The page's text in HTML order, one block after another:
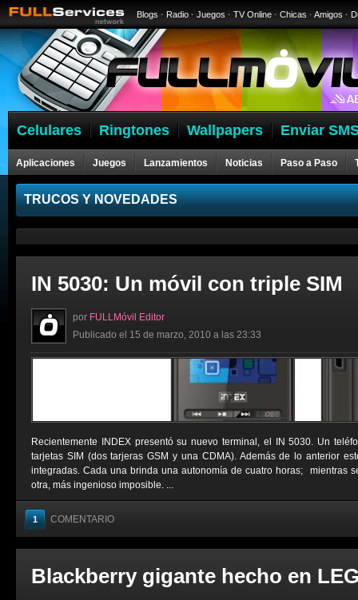
Blogs · Radio · Juegos · TV Online · Chicas · Amigos ·
Celulares Ringtones Wallpapers Enviar
Aplicaciones Juegos Lanzamientos Noticias Paso a Paso
Celulares
TRUCOS Y NOVEDADES
IN 5030: Un móvil con triple SIM
por FULLMóvil Editor
Publicado el 15 de marzo, 2010 a las 23:33
Recientemente INDEX presentó su nuevo terminal, el IN 5030. Un
tarjetas SIM (dos tarjeras GSM y una CDMA). Además de lo anterior
integradas. Cada una brinda una autonomía de cuatro horas; mientras
otra, más ingenioso imposible. ...
1 COMENTARIO
Blackberry gigante hecho en